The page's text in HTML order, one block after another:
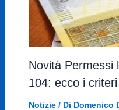
Novità Permessi
104: ecco i
Notizie/ Di Domenico